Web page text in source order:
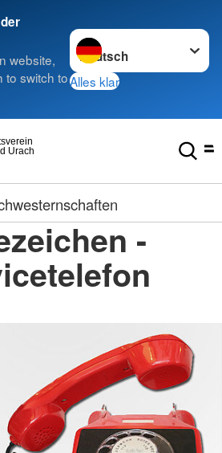
website,
to switch to
Sprache wechseln zu
Alles klar
Urach
-